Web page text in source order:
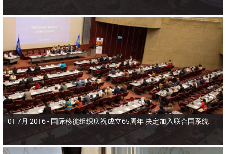
01 7月 2016 - 国际移徙组织庆祝成立65周年 决定加入联合国系统